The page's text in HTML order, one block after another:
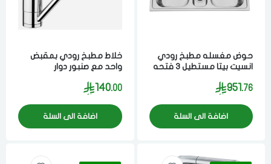
حوض مغسله مطبخ رودي
انسيت بيتا مستطيل 3 فتحه
مواد عاليه الجوده ستيل
951.76
اضافة الى السلة
خلاط مطبخ رودي بمقبض
واحد مع صنبور دوار
من مواد عاليه الجوده ستيل
140.00
اضافة الى السلة